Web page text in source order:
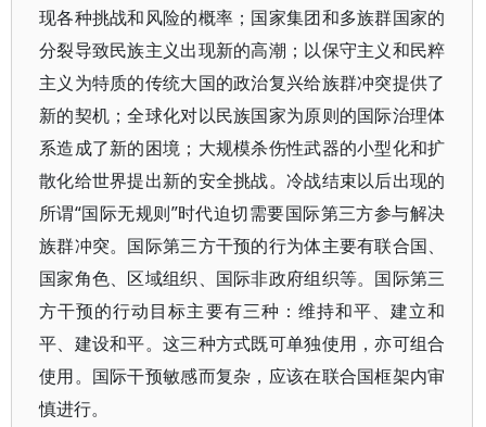
现各种挑战和风险的概率；国家集团和多族群国家的
分裂导致民族主义出现新的高潮；以保守主义和民粹
主义为特质的传统大国的政治复兴给族群冲突提供了
新的契机；全球化对以民族国家为原则的国际治理体
系造成了新的困境；大规模杀伤性武器的小型化和扩
散化给世界提出新的安全挑战。冷战结束以后出现的
所谓“国际无规则”时代迫切需要国际第三方参与解决
族群冲突。国际第三方干预的行为体主要有联合国、
国家角色、区域组织、国际非政府组织等。国际第三
方干预的行动目标主要有三种：维持和平、建立和
平、建设和平。这三种方式既可单独使用，亦可组合
使用。国际干预敏感而复杂，应该在联合国框架内审
慎进行。